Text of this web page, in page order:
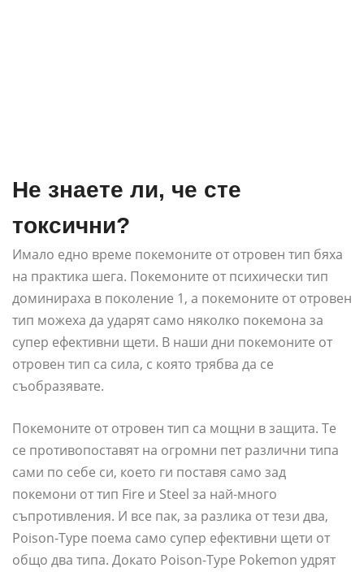
Не знаете ли, че сте
токсични?
Имало едно време покемоните от отровен тип бяха
на практика шега. Покемоните от психически тип
доминираха в поколение 1, а покемоните от отровен
тип можеха да ударят само няколко покемона за
супер ефективни щети. В наши дни покемоните от
отровен тип са сила, с която трябва да се
съобразявате.
Покемоните от отровен тип са мощни в защита. Те
се противопоставят на огромни пет различни типа
сами по себе си, което ги поставя само зад
покемони от тип Fire и Steel за най-много
съпротивления. И все пак, за разлика от тези два,
Poison-Type поема само супер ефективни щети от
общо два типа. Докато Poison-Type Pokemon удрят